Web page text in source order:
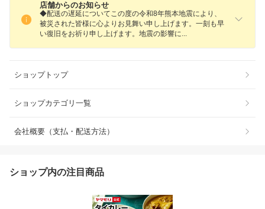
店舗からのお知らせ
◆配送の遅延についてこの度の令和8年熊本地震により、
被災された皆様に心よりお見舞い申し上げます。一刻も早
い復旧をお祈り申し上げます。地震の影響に
ショップトップ
ショップカテゴリ一覧
会社概要（支払・配送方法）
ショップ内の注目商品